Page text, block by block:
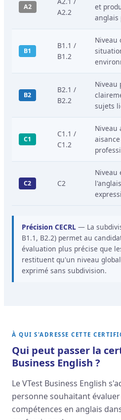
A2
A2.2
et
anglais
B1
B1.1 /
B1.2
Niveau
B2
B2.1 /
B2.2
Niveau
sujets
C1
C1.1 /
C1.2
Niveau
C2 C2
Niveau
Précision CECRL — La
B1.1, B2.2) permet au
évaluation plus précise que
restituent qu'un niveau
exprimé sans subdivision.
À QUI S'ADRESSE CETTE
Qui peut passer la
Business English ?
Le VTest Business English
personne souhaitant
compétences en anglais